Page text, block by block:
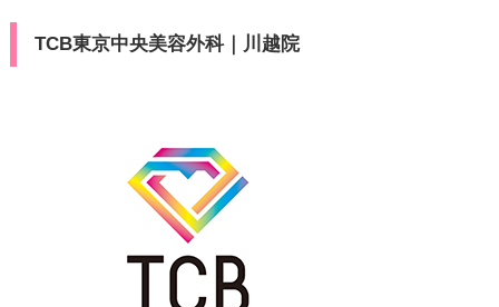
TCB東京中央美容外科｜川越院